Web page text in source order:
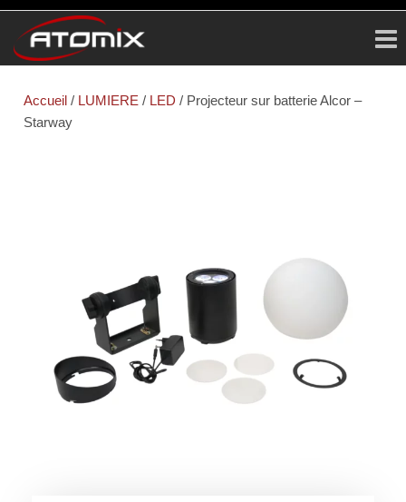
Accueil / LUMIERE / LED / Projecteur sur batterie Alcor –
Starway